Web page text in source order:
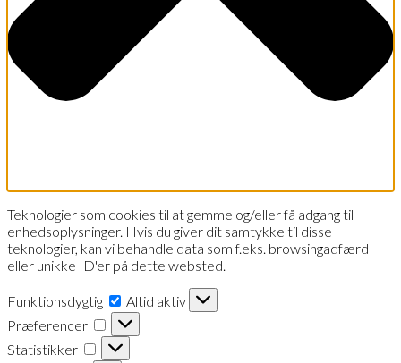
Teknologier som cookies til at gemme og/eller få adgang til
enhedsoplysninger. Hvis du giver dit samtykke til disse
teknologier, kan vi behandle data som f.eks. browsingadfærd
eller unikke ID'er på dette websted.
Funktionsdygtig Funktionsdygtig
Altid aktiv
Præferencer
Præferencer
Statistikker
Statistikker